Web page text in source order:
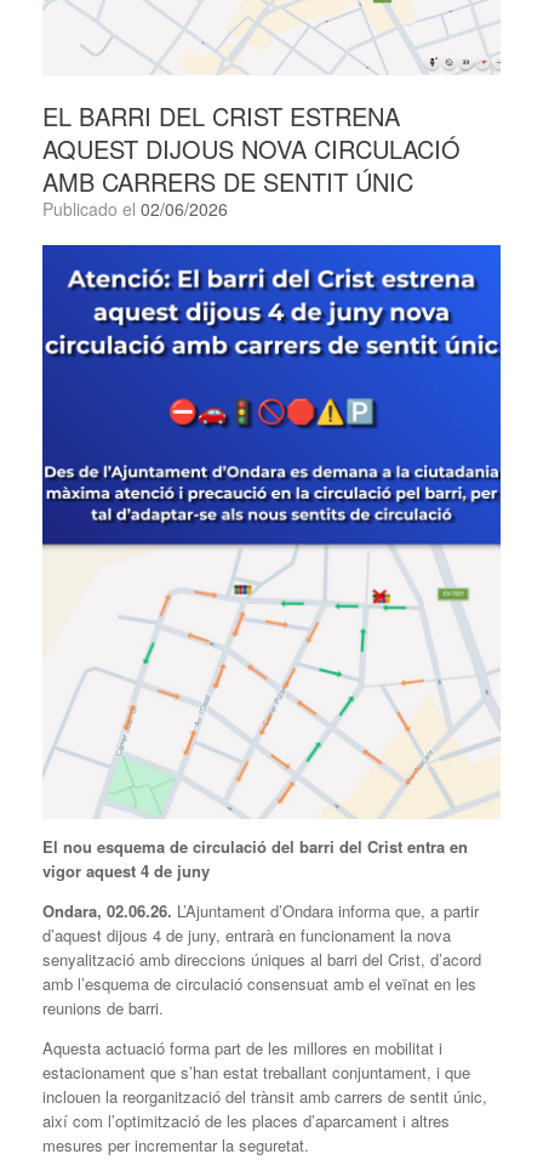
EL BARRI DEL CRIST ESTRENA
AQUEST DIJOUS NOVA CIRCULACIÓ
AMB CARRERS DE SENTIT ÚNIC
Publicado el 02/06/2026
El nou esquema de circulació del barri del Crist entra en
vigor aquest 4 de juny
Ondara, 02.06.26. L’Ajuntament d’Ondara informa que, a partir
d’aquest dijous 4 de juny, entrarà en funcionament la nova
senyalització amb direccions úniques al barri del Crist, d’acord
amb l’esquema de circulació consensuat amb el veïnat en les
reunions de barri.
Aquesta actuació forma part de les millores en mobilitat i
estacionament que s’han estat treballant conjuntament, i que
inclouen la reorganització del trànsit amb carrers de sentit únic,
així com l’optimització de les places d’aparcament i altres
mesures per incrementar la seguretat.